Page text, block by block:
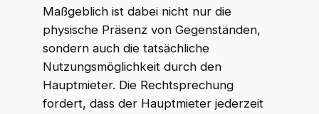
Maßgeblich ist dabei nicht nur die
physische Präsenz von Gegenständen,
sondern auch die tatsächliche
Nutzungsmöglichkeit durch den
Hauptmieter. Die Rechtsprechung
fordert, dass der Hauptmieter jederzeit